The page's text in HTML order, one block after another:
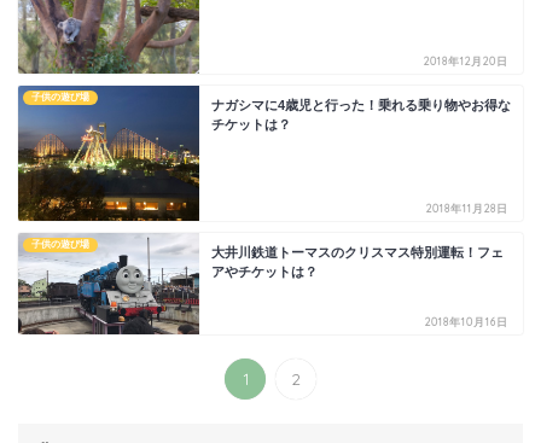
2018年12月20日
子供の遊び場
ナガシマに4歳児と行った！乗れる乗り物やお得な
チケットは？
2018年11月28日
子供の遊び場
大井川鉄道トーマスのクリスマス特別運転！フェ
アやチケットは？
2018年10月16日
1 2